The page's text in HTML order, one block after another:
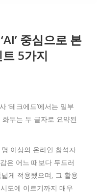
중심으로 본
5가지
‘테크에드’에서는 일부
두는 두 글자로 요약된
이상의 온라인 참석자
은 어느 때보다 두드러
게 적용됐으며, 그 활용
도에 이르기까지 매우